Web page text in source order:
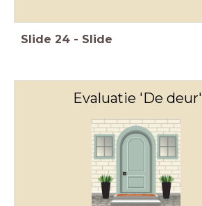
Slide 24 - Slide
Evaluatie 'De deur'